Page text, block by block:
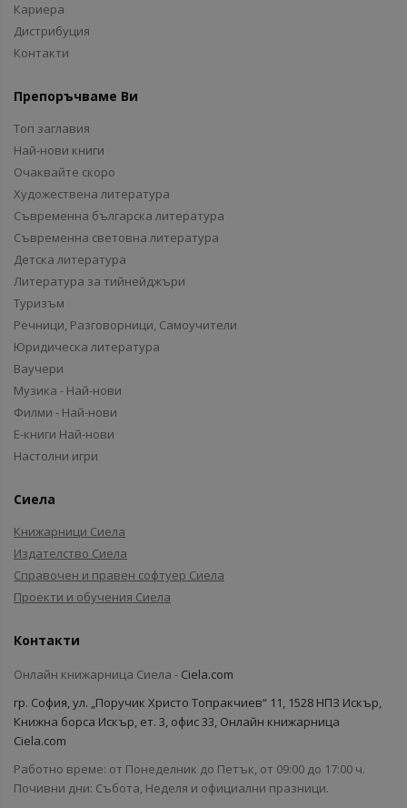
Кариера
Дистрибуция
Контакти
Препоръчваме Ви
Топ заглавия
Най-нови книги
Очаквайте скоро
Художествена литература
Съвременна българска литература
Съвременна световна литература
Детска литература
Литература за тийнейджъри
Туризъм
Речници, Разговорници, Самоучители
Юридическа литература
Ваучери
Музика - Най-нови
Филми - Най-нови
Е-книги Най-нови
Настолни игри
Сиела
Книжарници Сиела
Издателство Сиела
Справочен и правен софтуер Сиела
Проекти и обучения Сиела
Контакти
Онлайн книжарница Сиела - Ciela.com
гр. София, ул. „Поручик Христо Топракчиев“ 11, 1528 НПЗ Искър,
Книжна борса Искър, ет. 3, офис 33, Онлайн книжарница
Ciela.com
Работно време: от Понеделник до Петък, от 09:00 до 17:00 ч.
Почивни дни: Събота, Неделя и официални празници.